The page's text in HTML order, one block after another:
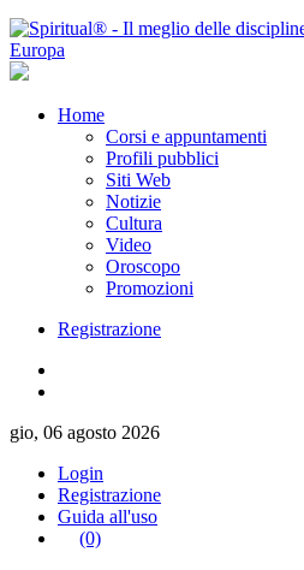
Home
Corsi e appuntamenti
Profili pubblici
Siti Web
Notizie
Cultura
Video
Oroscopo
Promozioni
Registrazione
gio, 06 agosto 2026
Login
Registrazione
Guida all'uso
(0)